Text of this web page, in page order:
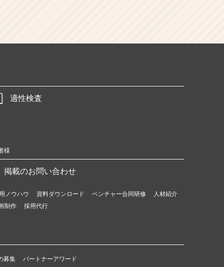
適性検査
様
掲載のお問い合わせ
ノウハウ 資料ダウンロード ベンチャー合同研修
人材紹介
制作
採用代行
募集 パートナーアワード